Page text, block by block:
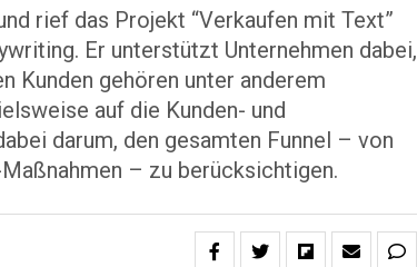
rief das Projekt “Verkaufen mit Text”
Er unterstützt Unternehmen dabei,
Kunden gehören unter anderem
auf die Kunden- und
darum, den gesamten Funnel – von
– zu berücksichtigen.